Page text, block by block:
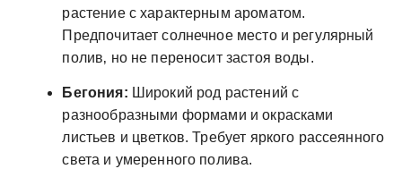
растение с характерным ароматом.
Предпочитает солнечное место и регулярный
полив‚ но не переносит застоя воды.
Бегония: Широкий род растений с
разнообразными формами и окрасками
листьев и цветков. Требует яркого рассеянного
света и умеренного полива.